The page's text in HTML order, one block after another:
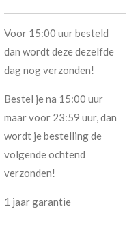
Voor 15:00 uur besteld
dan wordt deze dezelfde
dag nog verzonden!
Bestel je na 15:00 uur
maar voor 23:59 uur, dan
wordt je bestelling de
volgende ochtend
verzonden!
1 jaar garantie